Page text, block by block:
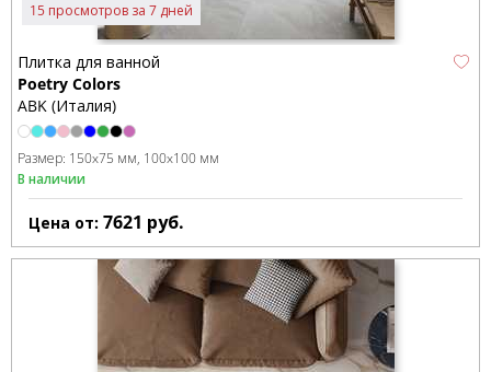
15 просмотров за 7 дней
Плитка для ванной
Poetry Colors
ABK (Италия)
Размер: 150x75 мм 100x100 мм
В наличии
Цена от: 7621 руб.